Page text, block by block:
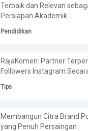
Terbaik dan Relevan
Persiapan Akademik
Pendidikan
RajaKomen: Partner
Followers Instagram
Tips
Membangun Citra Brand
yang Penuh Persaingan